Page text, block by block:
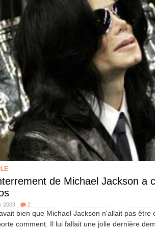
de Michael Jackson a
2009 2
bien que Michael Jackson n'allait pas être
comment. Il lui fallait une jolie dernière